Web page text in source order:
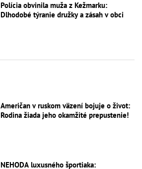
Polícia obvinila muža z Kežmarku:
Dlhodobé týranie družky a zásah v obci
Američan v ruskom väzení bojuje o život:
Rodina žiada jeho okamžité prepustenie!
NEHODA luxusného športiaka: